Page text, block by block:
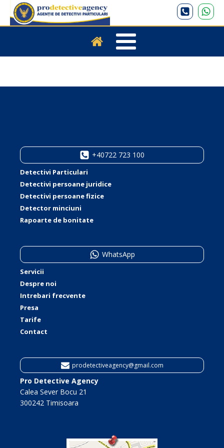
+40722 723 100
Detectivi Particulari
Detectivi persoane juridice
Detectivi persoane fizice
Detector minciuni
Rapoarte de bonitate
WhatsApp
Servicii
Despre noi
Intrebari frecvente
Presa
Tarife
Contact
prodetectiveagency@gmail.com
Pro Detective Agency
Calea Sever Bocu 21
300242 Timisoara